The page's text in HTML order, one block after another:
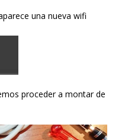
una nueva wifi
proceder a montar de